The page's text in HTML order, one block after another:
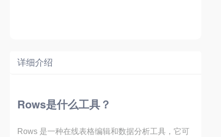
详细介绍
Rows是什么工具？
Rows 是一种在线表格编辑和数据分析工具，它可